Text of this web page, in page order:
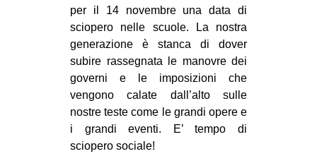
per il 14 novembre una data di
sciopero nelle scuole. La nostra
generazione è stanca di dover
subire rassegnata le manovre dei
governi e le imposizioni che
vengono calate dall’alto sulle
nostre teste come le grandi opere e
i grandi eventi. E’ tempo di
sciopero sociale!